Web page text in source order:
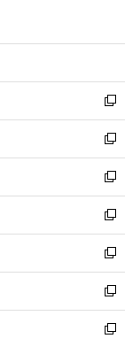
開
ン
ウ
で
開
く
ウ
ン
ド
ウ
で
開
く
新
し
い
ウ
ィ
ン
ド
ウ
で
開
く
新
し
い
ウ
ィ
ン
ド
ウ
で
開
く
新
し
い
ウ
ィ
ン
ド
ウ
で
新
し
い
ウ
ィ
ン
ド
新
し
い
ウ
ィ
新
し
い
新